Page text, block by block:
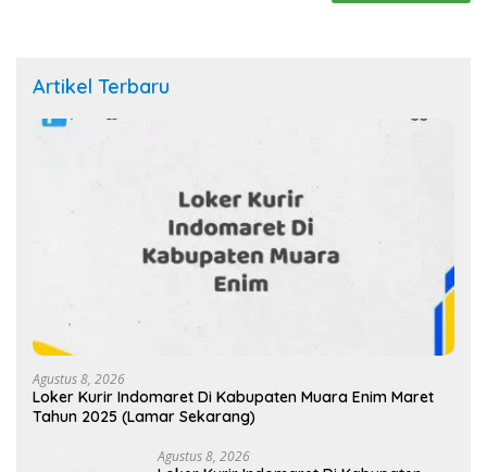
Artikel Terbaru
Agustus 8, 2026
Loker Kurir Indomaret Di Kabupaten Muara Enim Maret
Tahun 2025 (Lamar Sekarang)
Agustus 8, 2026